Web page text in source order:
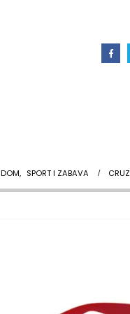
DOM, SPORT I ZABAVA CRUZ